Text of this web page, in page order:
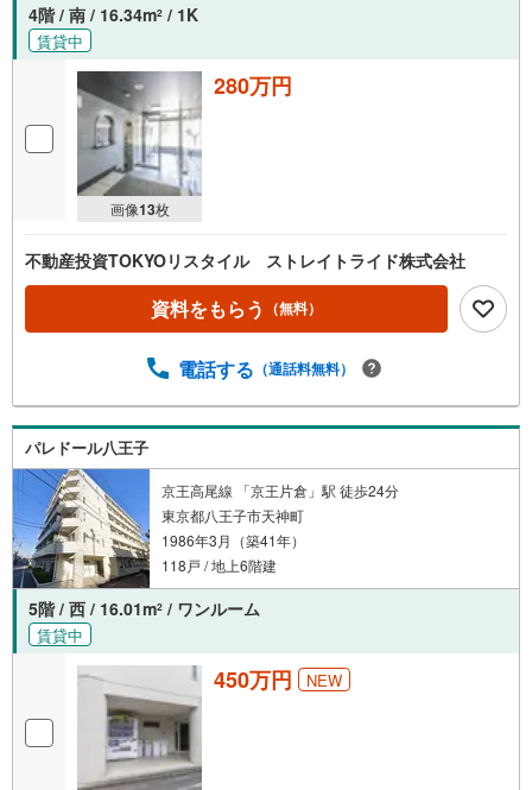
4階 / 南 / 16.34m2 / 1K
賃貸中
画像13枚
280万円
不動産投資TOKYOリスタイル ストレイトライド株式会社
資料をもらう （無料）
電話する （通話料無料）
パレドール八王子
京王高尾線 「京王片倉」駅 徒歩24分
東京都八王子市天神町
1986年3月（築41年）
118戸 / 地上6階建
5階 / 西 / 16.01m2 / ワンルーム
賃貸中
450万円 NEW